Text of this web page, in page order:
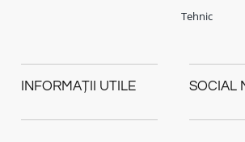
Tehnic
INFORMAȚII UTILE SOCIAL